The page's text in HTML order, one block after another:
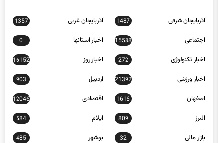
آذربایجان شرقی 1487 آذربایجان غربی 1357
اجتماعی 15588 اخبار استانها 0
اخبار تکنولوژی 272 اخبار روز 16152
اخبار ورزشی 21392 اردبیل 903
اصفهان 1616 اقتصادی 12046
البرز 809 ایلام 584
بازار مالی 32 بوشهر 485